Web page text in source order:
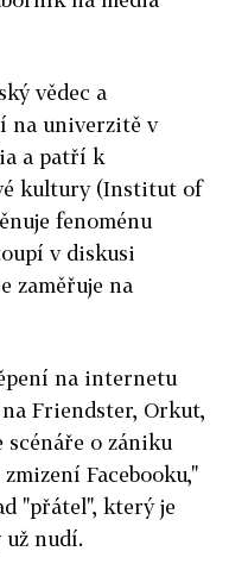
vědec a
na univerzitě v
a patří k
kultury (Institut of
fenoménu
v diskusi
zaměřuje na
na internetu
Friendster, Orkut,
scénáře o zániku
Facebooku,"
"přátel", který je
už nudí.